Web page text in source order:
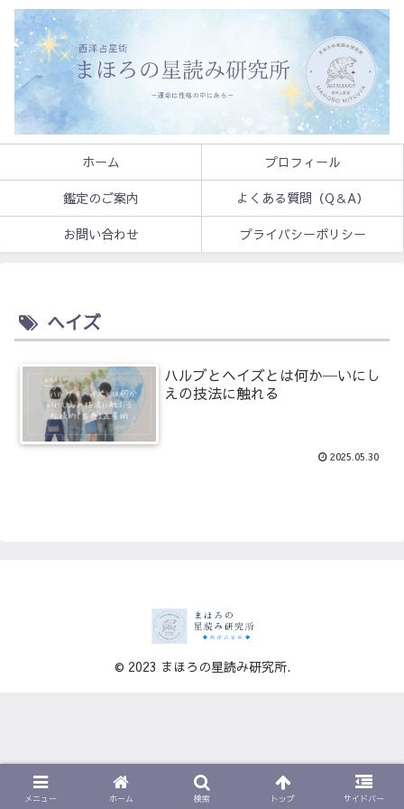
ホーム
プロフィール
鑑定のご案内
よくある質問（Q＆A）
お問い合わせ
プライバシーポリシー
ヘイズ
ハルブとヘイズとは何か─いにし
えの技法に触れる
2025.05.30
© 2023 まほろの星読み研究所.
メニュー ホーム 検索 トップ サイドバー